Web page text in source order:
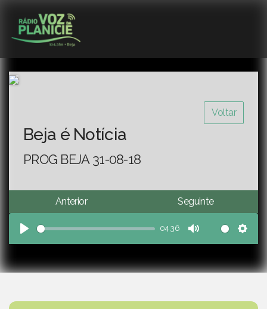
Voltar
Beja é Notícia
PROG BEJA 31-08-18
Anterior Seguinte
Play
04:36
Mute